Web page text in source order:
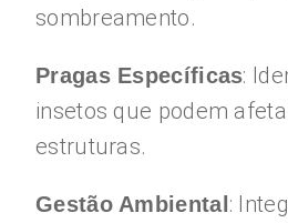
sombreamento.
Pragas Específicas:
insetos que podem
estruturas.
Gestão Ambiental :